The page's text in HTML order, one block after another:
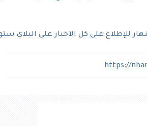
للإطلاع على كل الآخبار على البلاي
https://